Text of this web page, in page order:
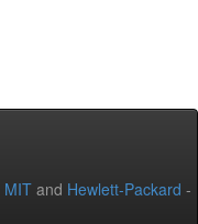
MIT and Hewlett-Packard -